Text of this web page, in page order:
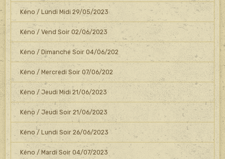
Kéno / Lundi Midi 29/05/2023
Kéno / Vend Soir 02/06/2023
Kéno / Dimanche Soir 04/06/202
Kéno / Mercredi Soir 07/06/202
Kéno / Jeudi Midi 21/06/2023
Kéno / Jeudi Soir 21/06/2023
Kéno / Lundi Soir 26/06/2023
Kéno / Mardi Soir 04/07/2023